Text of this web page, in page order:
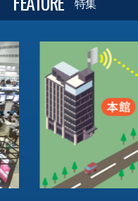
特集